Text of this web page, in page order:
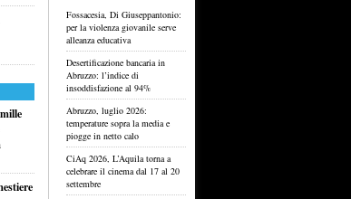
Fossacesia, Di Giuseppantonio:
per la violenza giovanile serve
alleanza educativa
Desertificazione bancaria in
Abruzzo: l’indice di
insoddisfazione al 94%
Abruzzo, luglio 2026:
temperature sopra la media e
piogge in netto calo
CiAq 2026, L’Aquila torna a
celebrare il cinema dal 17 al 20
settembre